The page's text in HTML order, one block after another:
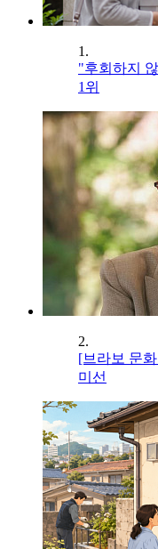
1.
"후회하지
1위
2.
[브라보 문
미선